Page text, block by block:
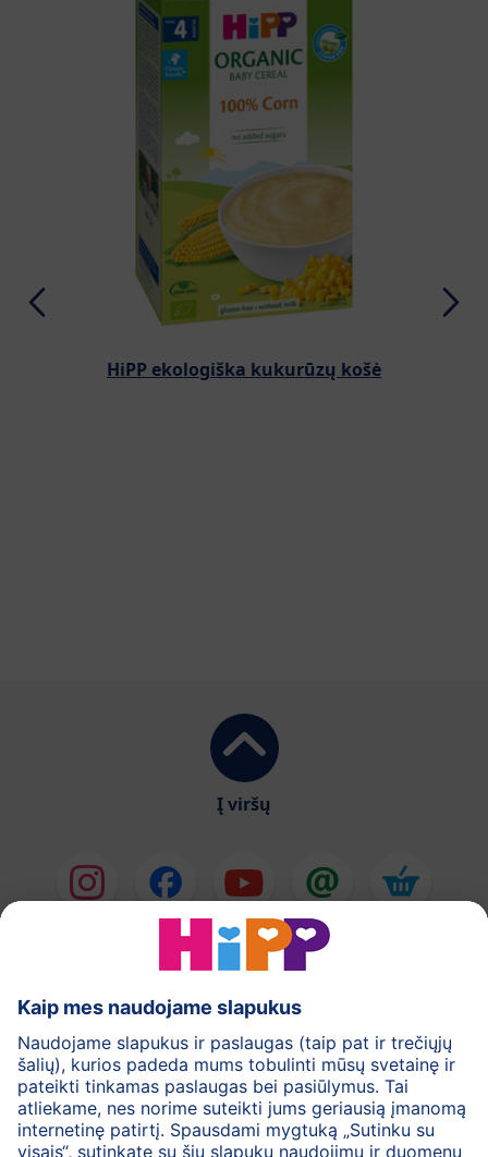
HiPP ekologiška kukurūzų košė
Į viršų
HiPP Pieno mišiniai
HiPP Kūdikių maistas
Odos priežiūra
Nėštumas
Privatumo politika
Bendrosios svetainės naudojimo taisyklės